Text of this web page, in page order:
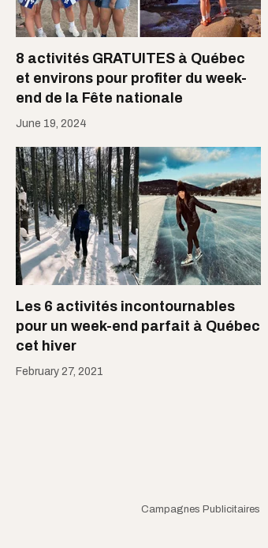
8 activités GRATUITES à Québec
et environs pour profiter du week-
end de la Fête nationale
June 19, 2024
Les 6 activités incontournables
pour un week-end parfait à Québec
cet hiver
February 27, 2021
Campagnes Publicitaires